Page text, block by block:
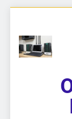
содержимому